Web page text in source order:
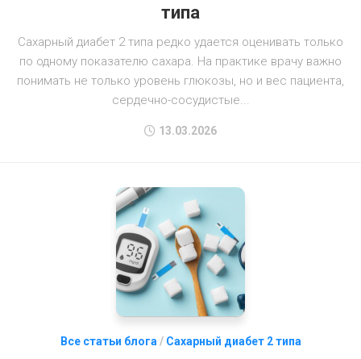
типа
Сахарный диабет 2 типа редко удается оценивать только
по одному показателю сахара. На практике врачу важно
понимать не только уровень глюкозы, но и вес пациента,
сердечно-сосудистые...
13.03.2026
Все статьи блога / Сахарный диабет 2 типа